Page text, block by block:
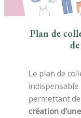
Plan de
Le plan de
permettant de
création